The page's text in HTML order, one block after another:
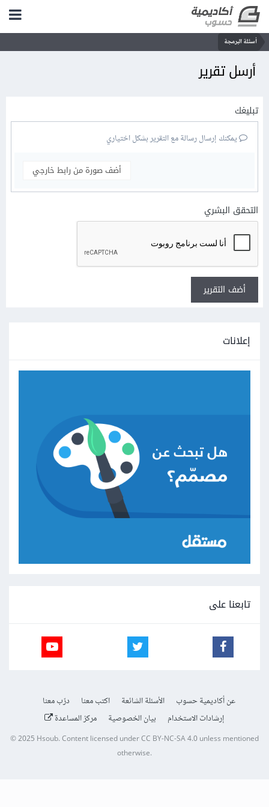
أسئلة البرمجة
أرسل تقرير
تبليغك
يمكنك إرسال رسالة مع التقرير بشكل اختياري
أضف صورة من رابط خارجي
التحقق البشري
أضف التقرير
إعلانات
تابعنا على
عن أكاديمية حسوب الأسئلة الشائعة اكتب معنا
درّب معنا
إرشادات الاستخدام
بيان الخصوصية مركز المساعدة
© 2025 Hsoub.Content licensed underCC BY-NC-SA 4.0unless mentioned
otherwise.